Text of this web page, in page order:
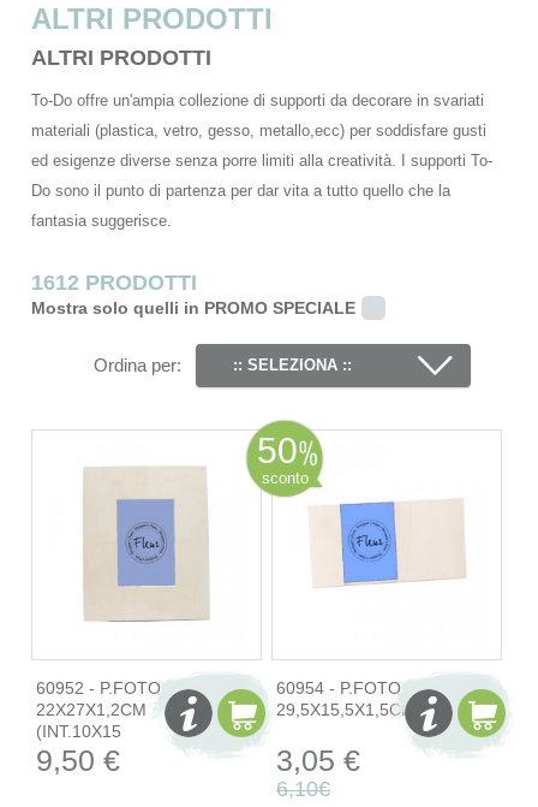
ALTRI PRODOTTI
ALTRI PRODOTTI
To-Do offre un'ampia collezione di supporti da decorare in svariati
materiali (plastica, vetro, gesso, metallo,ecc) per soddisfare gusti
ed esigenze diverse senza porre limiti alla creatività. I supporti To-
Do sono il punto di partenza per dar vita a tutto quello che la
fantasia suggerisce.
1612 PRODOTTI
Mostra solo quelli in PROMO SPECIALE
Ordina per: :: SELEZIONA ::
60952 - P.FOTO
22X27X1,2CM
(INT.10X15
9,50 €
50
sconto
60954 - P.FOTO
29,5X15,5X1,5CM(INT.10X15
3,05 €
6,10€